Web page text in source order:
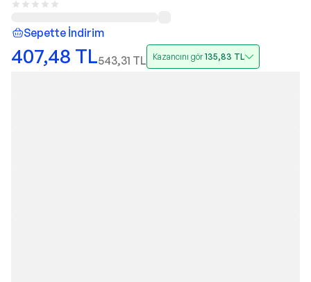
Sepette İndirim
407,48 TL543,31 TL Kazancını gör135,83 TL